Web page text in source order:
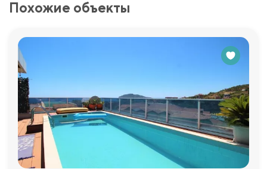
Похожие объекты